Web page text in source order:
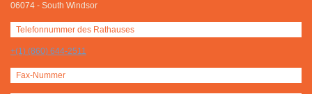
06074 - South Windsor
Telefonnummer des Rathauses
+(1) (860) 644-2511
Fax-Nummer